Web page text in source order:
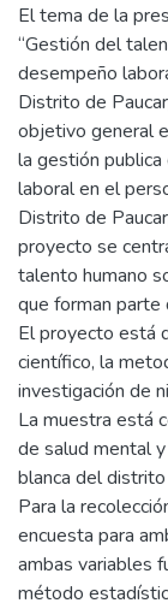
El tema de la
“Gestión del
desempeño
Distrito de
objetivo general
la gestión
laboral en el
Distrito de
proyecto se
talento humano
que forman parte
El proyecto está
científico, la
investigación de
La muestra está
de salud mental
blanca del
Para la
encuesta para
ambas variables
método